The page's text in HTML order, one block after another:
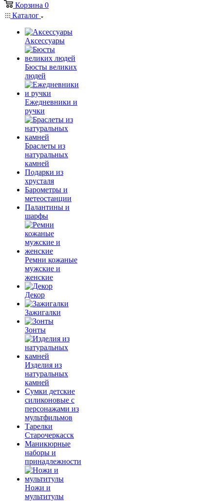
Корзина 0
Каталог
Аксессуары
Бюсты великих
людей
Ежедневники и
ручки
Браслеты из
натуральных
камней
Подарки из
хрусталя
Барометры и
метеостанции
Палантины и
шарфы
Ремни кожаные
мужские и
женские
Декор
Зажигалки
Зонты
Изделия из
натуральных
камней
Сумки детские
силиконовые с
персонажами из
мультфильмов
Тарелки
Старочеркасск
Маникюрные
наборы и
принадлежности
Ножи и
мультитулы